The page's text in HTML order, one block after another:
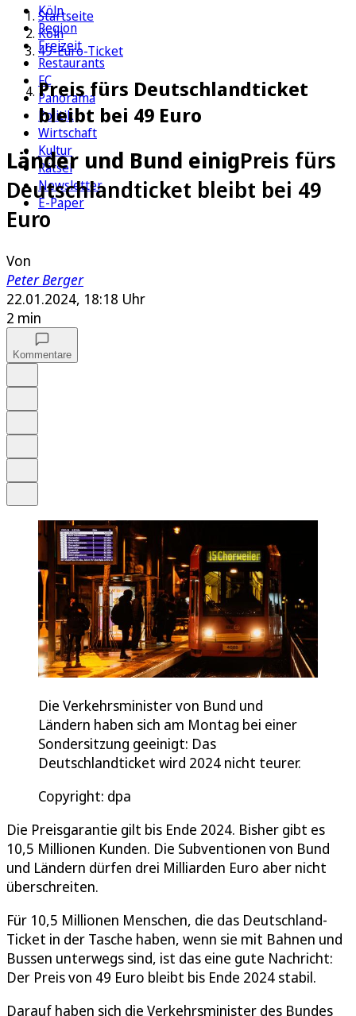
Köln
Region
Freizeit
Restaurants
FC
Panorama
Politik
Wirtschaft
Kultur
Rätsel
Newsletter
E-Paper
Startseite
Köln
49-Euro-Ticket
Preis fürs Deutschlandticket
bleibt bei 49 Euro
Länder und Bund einigPreis fürs
Deutschlandticket bleibt bei 49
Euro
Von
Peter Berger
22.01.2024, 18:18 Uhr
2 min
Kommentare
Die Verkehrsminister von Bund und
Ländern haben sich am Montag bei einer
Sondersitzung geeinigt: Das
Deutschlandticket wird 2024 nicht teurer.
Copyright: dpa
Die Preisgarantie gilt bis Ende 2024. Bisher gibt es
10,5 Millionen Kunden. Die Subventionen von Bund
und Ländern dürfen drei Milliarden Euro aber nicht
überschreiten.
Für 10,5 Millionen Menschen, die das Deutschland-
Ticket in der Tasche haben, wenn sie mit Bahnen und
Bussen unterwegs sind, ist das eine gute Nachricht:
Der Preis von 49 Euro bleibt bis Ende 2024 stabil.
Darauf haben sich die Verkehrsminister des Bundes